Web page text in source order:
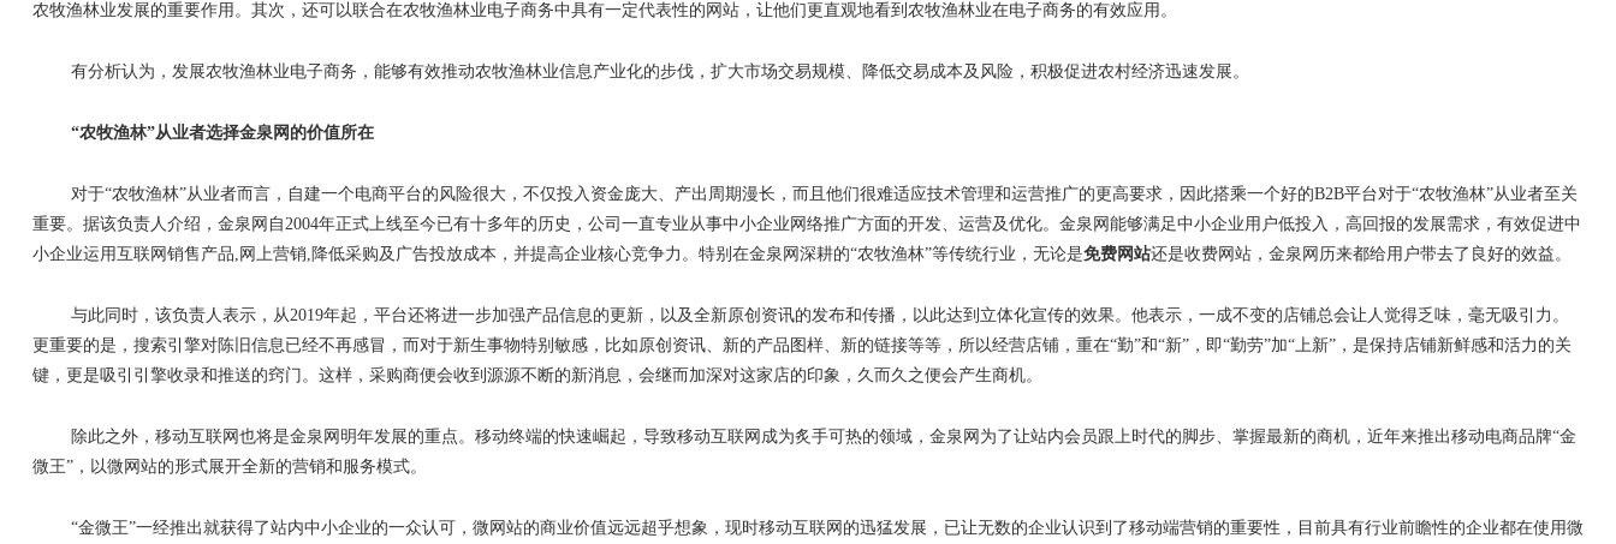
农牧渔林业发展的重要作用。其次，还可以联合在农牧渔林业电子商务中具有一定代表性的网站，让他们更直观地看到农牧渔林业在电子商务的有效应用。
有分析认为，发展农牧渔林业电子商务，能够有效推动农牧渔林业信息产业化的步伐，扩大市场交易规模、降低交易成本及风险，积极促进农村经济迅速发展。
“农牧渔林”从业者选择金泉网的价值所在
对于“农牧渔林”从业者而言，自建一个电商平台的风险很大，不仅投入资金庞大、产出周期漫长，而且他们很难适应技术管理和运营推广的更高要求，因此搭乘一个好的B2B平台对于“农牧渔林”从业者至关
重要。据该负责人介绍，金泉网自2004年正式上线至今已有十多年的历史，公司一直专业从事中小企业网络推广方面的开发、运营及优化。金泉网能够满足中小企业用户低投入，高回报的发展需求，有效促进中
小企业运用互联网销售产品, 网上营销, 降低采购及广告投放成本，并提高企业核心竞争力。特别在金泉网深耕的“农牧渔林”等传统行业，无论是免费网站还是收费网站，金泉网历来都给用户带去了良好的效益。
与此同时，该负责人表示，从2019年起，平台还将进一步加强产品信息的更新，以及全新原创资讯的发布和传播，以此达到立体化宣传的效果。他表示，一成不变的店铺总会让人觉得乏味，毫无吸引力。
更重要的是，搜索引擎对陈旧信息已经不再感冒，而对于新生事物特别敏感，比如原创资讯、新的产品图样、新的链接等等，所以经营店铺，重在“勤”和“新”，即“勤劳”加“上新”，是保持店铺新鲜感和活力的关
键，更是吸引引擎收录和推送的窍门。这样，采购商便会收到源源不断的新消息，会继而加深对这家店的印象，久而久之便会产生商机。
除此之外，移动互联网也将是金泉网明年发展的重点。移动终端的快速崛起，导致移动互联网成为炙手可热的领域，金泉网为了让站内会员跟上时代的脚步、掌握最新的商机，近年来推出移动电商品牌“金
微王”，以微网站的形式展开全新的营销和服务模式。
“金微王”一经推出就获得了站内中小企业的一众认可，微网站的商业价值远远超乎想象，现时移动互联网的迅猛发展，已让无数的企业认识到了移动端营销的重要性，目前具有行业前瞻性的企业都在使用微